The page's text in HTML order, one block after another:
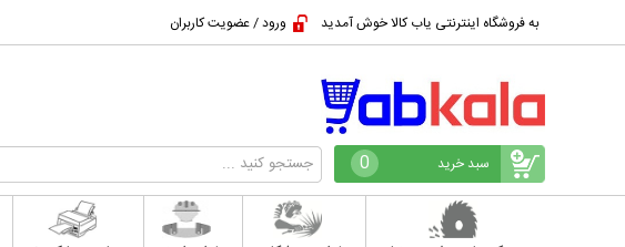
به فروشگاه اینترنتی یاب کالا خوش آمدید ورود / عضویت کاربران
سبد خرید 0